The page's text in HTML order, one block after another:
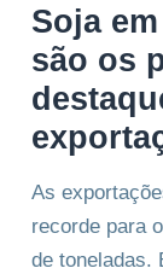
Soja
são os
As
recorde para
de toneladas.